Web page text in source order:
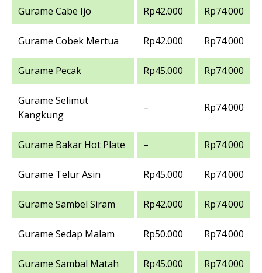
Gurame Cabe Ijo Rp42.000 Rp74.000
Gurame Cobek Mertua Rp42.000 Rp74.000
Gurame Pecak Rp45.000 Rp74.000
Gurame Selimut
Kangkung
– Rp74.000
Gurame Bakar Hot Plate – Rp74.000
Gurame Telur Asin Rp45.000 Rp74.000
Gurame Sambel Siram Rp42.000 Rp74.000
Gurame Sedap Malam Rp50.000 Rp74.000
Gurame Sambal Matah Rp45.000 Rp74.000